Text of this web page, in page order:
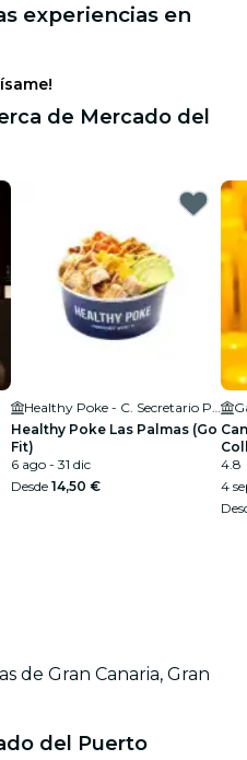
experiencias en
de Mercado del
Healthy Poke Las Palmas (Go
Fit)
6 ago - 31 dic
Desde 14,50 €
4.8
4
de Gran Canaria, Gran
del Puerto